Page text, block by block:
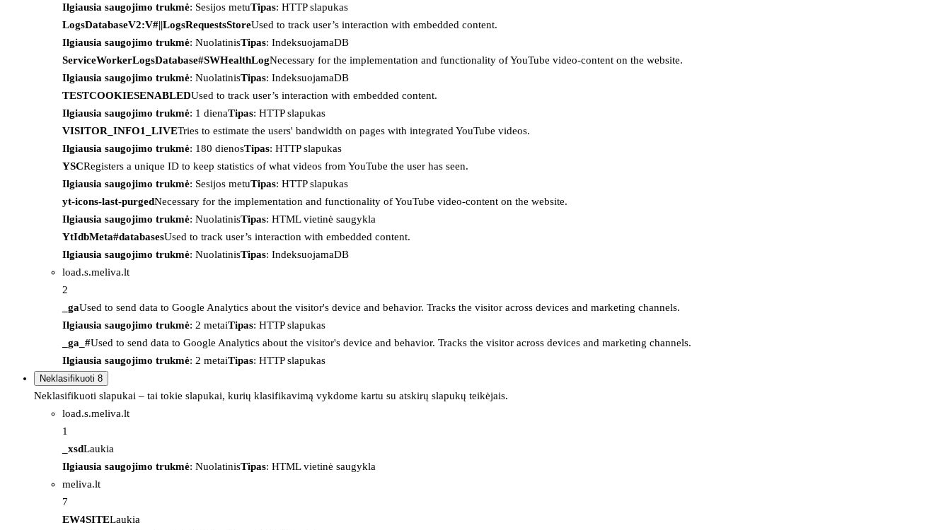
Ilgiausia saugojimo trukmė: Sesijos metuTipas: HTTP slapukas
LogsDatabaseV2:V#||LogsRequestsStoreUsed to track user’s interaction with embedded content.
Ilgiausia saugojimo trukmė: NuolatinisTipas: IndeksuojamaDB
ServiceWorkerLogsDatabase#SWHealthLogNecessary for the implementation and functionality of YouTube video-content on the website.
Ilgiausia saugojimo trukmė: NuolatinisTipas: IndeksuojamaDB
TESTCOOKIESENABLEDUsed to track user’s interaction with embedded content.
Ilgiausia saugojimo trukmė: 1 dienaTipas: HTTP slapukas
VISITOR_INFO1_LIVETries to estimate the users' bandwidth on pages with integrated YouTube videos.
Ilgiausia saugojimo trukmė: 180 dienosTipas: HTTP slapukas
YSCRegisters a unique ID to keep statistics of what videos from YouTube the user has seen.
Ilgiausia saugojimo trukmė: Sesijos metuTipas: HTTP slapukas
yt-icons-last-purgedNecessary for the implementation and functionality of YouTube video-content on the website.
Ilgiausia saugojimo trukmė: NuolatinisTipas: HTML vietinė saugykla
YtIdbMeta#databasesUsed to track user’s interaction with embedded content.
Ilgiausia saugojimo trukmė: NuolatinisTipas: IndeksuojamaDB
load.s.meliva.lt
2
_gaUsed to send data to Google Analytics about the visitor's device and behavior. Tracks the visitor across devices and marketing channels.
Ilgiausia saugojimo trukmė: 2 metaiTipas: HTTP slapukas
_ga_#Used to send data to Google Analytics about the visitor's device and behavior. Tracks the visitor across devices and marketing channels.
Ilgiausia saugojimo trukmė: 2 metaiTipas: HTTP slapukas
Neklasifikuoti 8
Neklasifikuoti slapukai – tai tokie slapukai, kurių klasifikavimą vykdome kartu su atskirų slapukų teikėjais.
load.s.meliva.lt
1
_xsdLaukia
Ilgiausia saugojimo trukmė: NuolatinisTipas: HTML vietinė saugykla
meliva.lt
7
EW4SITELaukia